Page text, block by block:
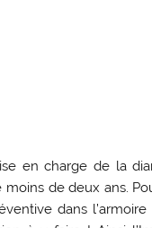
en charge de la
de deux ans.
dans